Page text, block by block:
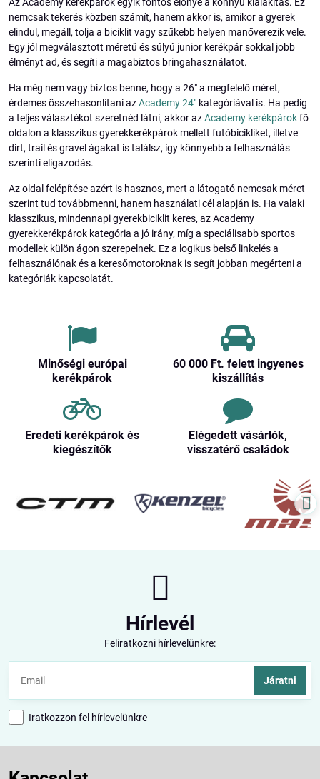
Az Academy kerékpárok egyik fontos előnye a könnyű kialakítás. Ez
nemcsak tekerés közben számít, hanem akkor is, amikor a gyerek
elindul, megáll, tolja a biciklit vagy szűkebb helyen manőverezik vele.
Egy jól megválasztott méretű és súlyú junior kerékpár sokkal jobb
élményt ad, és segíti a magabiztos bringahasználatot.
Ha még nem vagy biztos benne, hogy a 26" a megfelelő méret,
érdemes összehasonlítani azAcademy 24" kategóriával is. Ha pedig
a teljes választékot szeretnéd látni, akkor azAcademy kerékpárokfő
oldalon a klasszikus gyerekkerékpárok mellett futóbicikliket, illetve
dirt, trail és gravel ágakat is találsz, így könnyebb a felhasználás
szerinti eligazodás.
Az oldal felépítése azért is hasznos, mert a látogató nemcsak méret
szerint tud továbbmenni, hanem használati cél alapján is. Ha valaki
klasszikus, mindennapi gyerekbiciklit keres, az Academy
gyerekkerékpárok kategória a jó irány, míg a speciálisabb sportos
modellek külön ágon szerepelnek. Ez a logikus belső linkelés a
felhasználónak és a keresőmotoroknak is segít jobban megérteni a
kategóriák kapcsolatát.
Minőségi európai
kerékpárok
60 000 Ft​. felett ingyenes
kiszállítás
Eredeti kerékpárok és
kiegészítők
Elégedett vásárlók,
visszatérő családok
Hírlevél
Feliratkozni hírlevelünkre:
Járatni
Iratkozzon fel hírlevelünkre